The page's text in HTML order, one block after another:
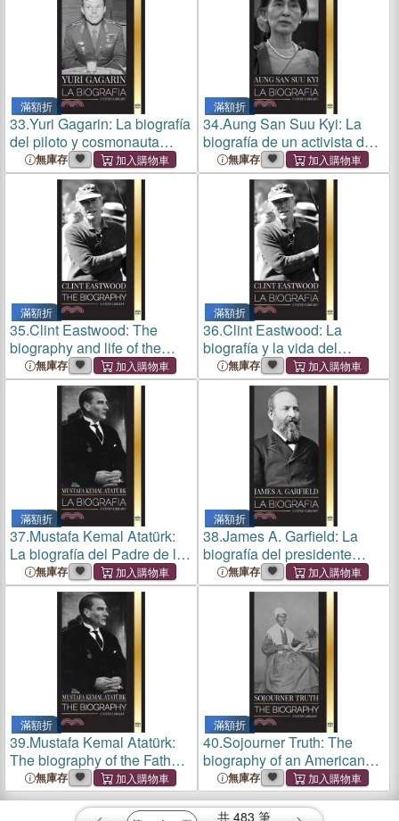
滿額折
33.Yuri Gagarin: La biografía
del piloto y cosmonauta
soviético y su viaje al
espacio
無庫存
滿額折
34.Aung San Suu Kyi: La
biografía de un activista de
los derechos humanos,
Premio Nobel de la Paz y
Consejero de Estado de
Myanmar
無庫存
滿額折
35.Clint Eastwood: The
biography and life of the
Iconic American actor and
filmmaker
無庫存
滿額折
36.Clint Eastwood: La
biografía y la vida del
icónico actor y cineasta
estadounidense
無庫存
滿額折
37.Mustafa Kemal Atatürk:
La biografía del Padre de los
Turcos y fundador de la
Turquía Moderna
無庫存
滿額折
38.James A. Garfield: La
biografía del presidente
unificador y su impacto
radical en Estados Unidos
無庫存
滿額折
39.Mustafa Kemal Atatürk:
The biography of the Father
of the Turks and founder of
Modern Turkey
無庫存
滿額折
40.Sojourner Truth: The
biography of an American
abolitionist and her narrative
for civil rights
無庫存
共 483 筆